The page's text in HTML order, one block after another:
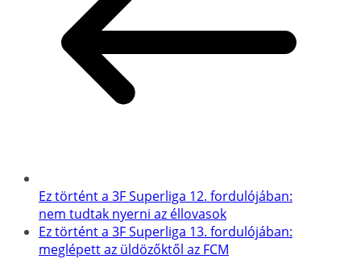
Ez történt a 3F Superliga 12. fordulójában:
nem tudtak nyerni az éllovasok
Ez történt a 3F Superliga 13. fordulójában:
meglépett az üldözőktől az FCM